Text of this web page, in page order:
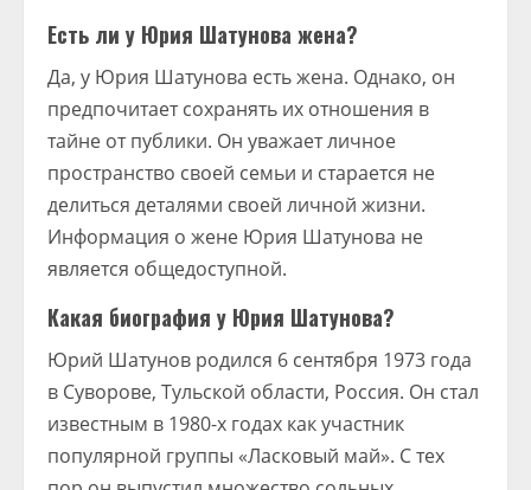
Есть ли у Юрия Шатунова жена?
Да, у Юрия Шатунова есть жена. Однако, он
предпочитает сохранять их отношения в
тайне от публики. Он уважает личное
пространство своей семьи и старается не
делиться деталями своей личной жизни.
Информация о жене Юрия Шатунова не
является общедоступной.
Какая биография у Юрия Шатунова?
Юрий Шатунов родился 6 сентября 1973 года
в Суворове, Тульской области, Россия. Он стал
известным в 1980-х годах как участник
популярной группы «Ласковый май». С тех